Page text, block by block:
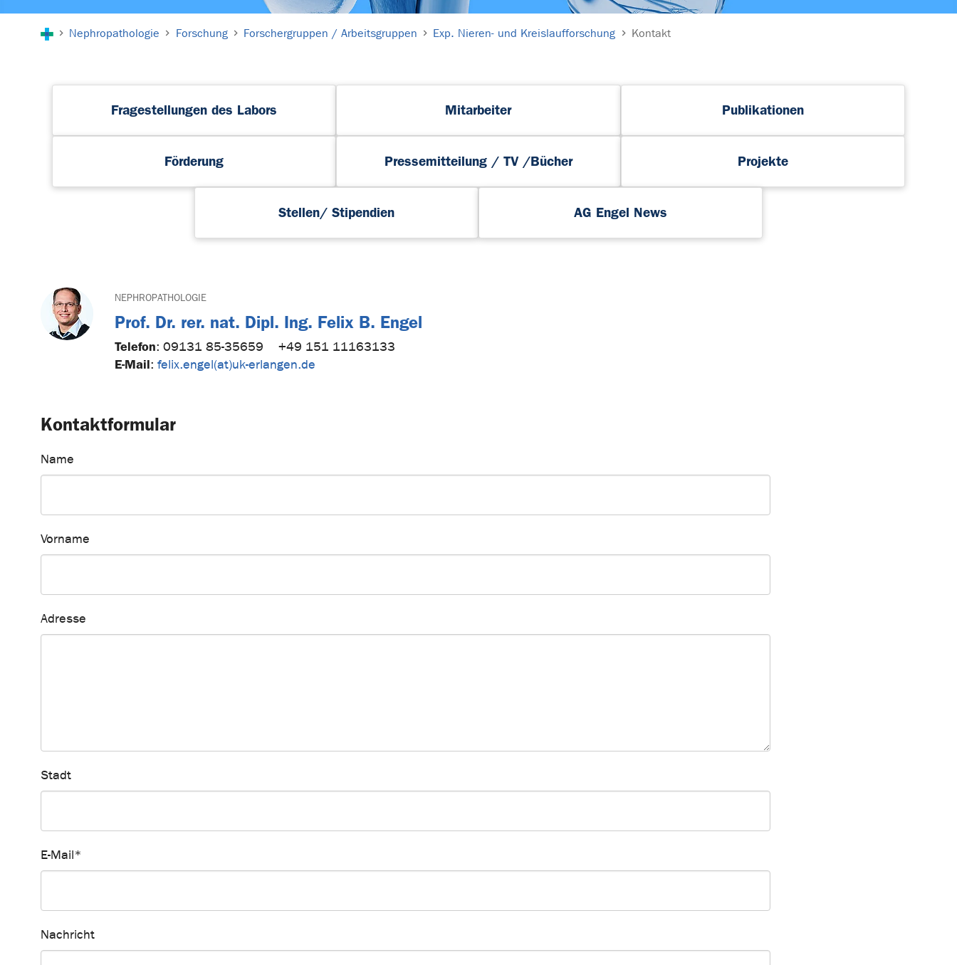
Nephropathologie Forschung Forschergruppen / Arbeitsgruppen Exp. Nieren- und Kreislaufforschung Kontakt
Fragestellungen des Labors Mitarbeiter Publikationen
Förderung Pressemitteilung / TV /Bücher Projekte
Stellen/ Stipendien AG Engel News
NEPHROPATHOLOGIE
Prof. Dr. rer. nat. Dipl. Ing. Felix B. Engel
Telefon: 09131 85-35659 +49 151 11163133
E-Mail: felix.engel(at)uk-erlangen.de
Kontaktformular
Name
Vorname
Adresse
Stadt
E-Mail*
Nachricht